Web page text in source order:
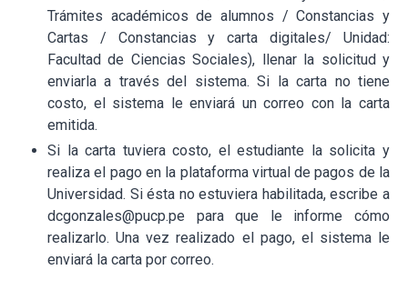
Trámites académicos de alumnos / Constancias y
Cartas / Constancias y carta digitales/ Unidad:
Facultad de Ciencias Sociales), llenar la solicitud y
enviarla a través del sistema. Si la carta no tiene
costo, el sistema le enviará un correo con la carta
emitida.
Si la carta tuviera costo, el estudiante la solicita y
realiza el pago en la plataforma virtual de pagos de la
Universidad. Si ésta no estuviera habilitada, escribe a
dcgonzales@pucp.pe para que le informe cómo
realizarlo. Una vez realizado el pago, el sistema le
enviará la carta por correo.